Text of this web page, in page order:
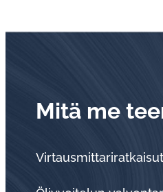
Mitä me
Virtausmittariratkaisut